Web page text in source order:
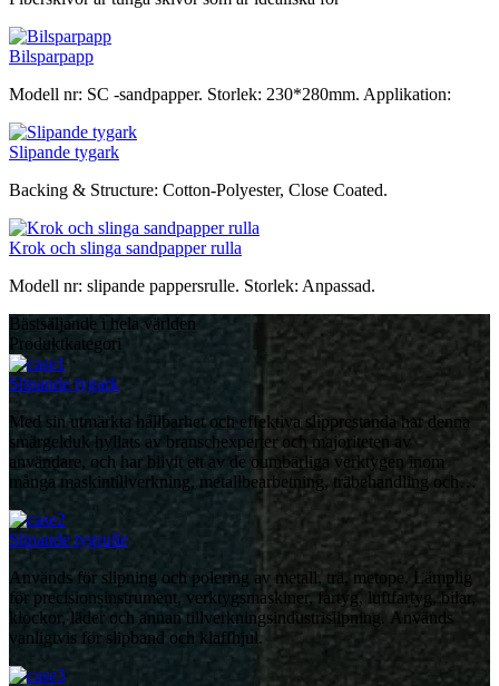
Bilsparpapp
Modell nr: SC -sandpapper. Storlek: 230*280mm. Applikation:
Slipande tygark
Backing & Structure: Cotton-Polyester, Close Coated.
Krok och slinga sandpapper rulla
Modell nr: slipande pappersrulle. Storlek: Anpassad.
Bästsäljande i hela världen
Produktkategori
Slipande tygark
Med sin utmärkta hållbarhet och effektiva slipprestanda har denna
smärgelduk hyllats av branschexperter och majoriteten av
användare, och har blivit ett av de oumbärliga verktygen inom
många maskintillverkning, metallbearbetning, träbehandling och
andra industrier.
Slipande tygrulle
Används för slipning och polering av metall, trä, metope. Lämplig
för precisionsinstrument, verktygsmaskiner, fartyg, luftfartyg, bilar,
klockor, läder och annan tillverkningsindustrislipning. Används
vanligtvis för slipband och klaffhjul.